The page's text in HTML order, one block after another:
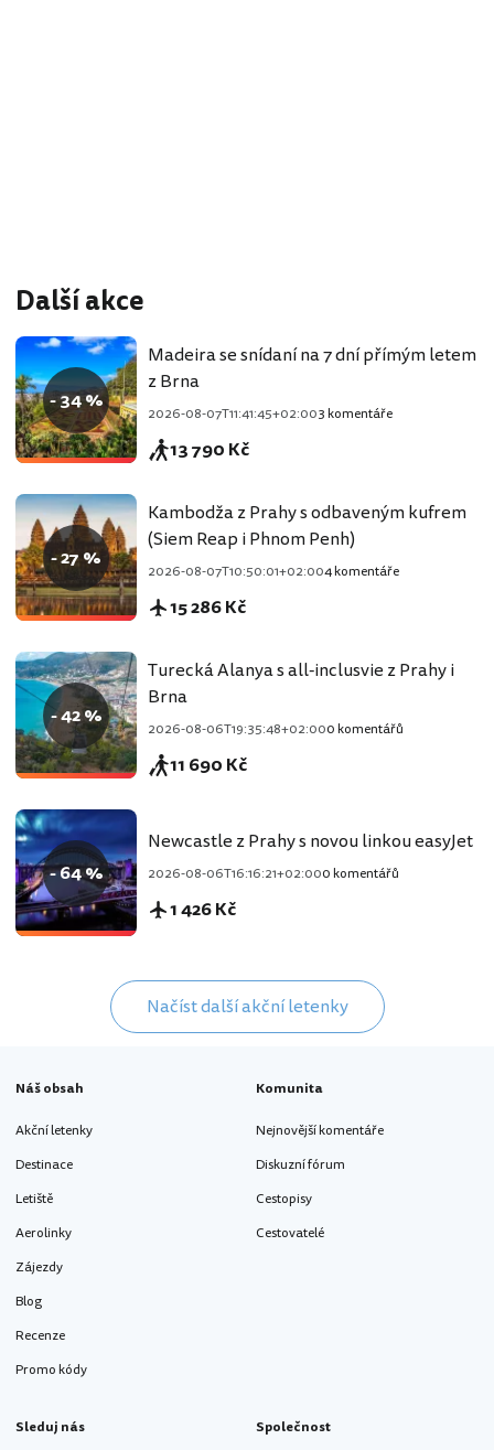
Další akce
- 34 %
Madeira se snídaní na 7 dní přímým letem
z Brna
2026-08-07T11:41:45+02:003 komentáře
13 790 Kč
- 27 %
Kambodža z Prahy s odbaveným kufrem
(Siem Reap i Phnom Penh)
2026-08-07T10:50:01+02:004 komentáře
15 286 Kč
- 42 %
Turecká Alanya s all-inclusvie z Prahy i
Brna
2026-08-06T19:35:48+02:000 komentářů
11 690 Kč
- 64 %
Newcastle z Prahy s novou linkou easyJet
2026-08-06T16:16:21+02:000 komentářů
1 426 Kč
Načíst další akční letenky
Náš obsah
Akční letenky
Destinace
Letiště
Aerolinky
Zájezdy
Blog
Recenze
Promo kódy
Komunita
Nejnovější komentáře
Diskuzní fórum
Cestopisy
Cestovatelé
Sleduj nás Společnost